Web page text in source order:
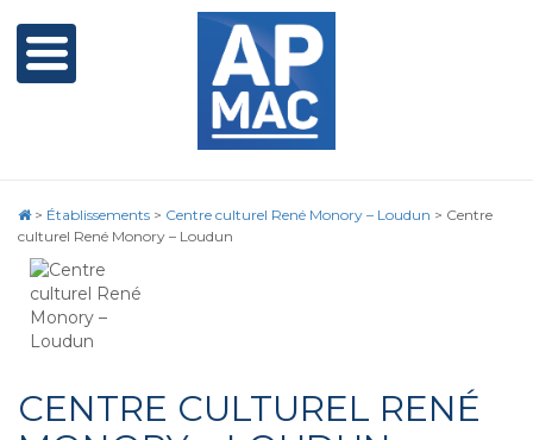
> Établissements > Centre culturel René Monory – Loudun > Centre
culturel René Monory – Loudun
CENTRE CULTUREL RENÉ